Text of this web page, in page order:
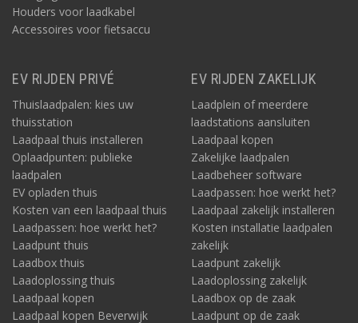
Houders voor laadkabel
Accessoires voor fietsaccu
EV RIJDEN PRIVÉ
Thuislaadpalen: kies uw
thuisstation
Laadpaal thuis installeren
Oplaadpunten: publieke
laadpalen
EV opladen thuis
Kosten van een laadpaal thuis
Laadpassen: hoe werkt het?
Laadpunt thuis
Laadbox thuis
Laadoplossing thuis
Laadpaal kopen
Laadpaal kopen Beverwijk
EV RIJDEN ZAKELIJK
Laadplein of meerdere
laadstations aansluiten
Laadpaal kopen
Zakelijke laadpalen
Laadbeheer software
Laadpassen: hoe werkt het?
Laadpaal zakelijk installeren
Kosten installatie laadpalen
zakelijk
Laadpunt zakelijk
Laadoplossing zakelijk
Laadbox op de zaak
Laadpunt op de zaak